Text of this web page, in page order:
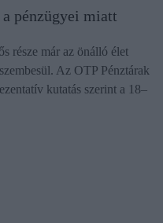
pénzügyei miatt
része már az önálló élet
Az OTP Pénztárak
kutatás szerint a 18–